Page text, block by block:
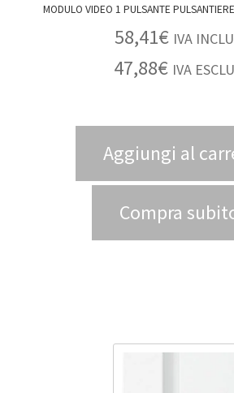
58,41€ IVA
47,88€ IVA
Aggiungi al
Compra